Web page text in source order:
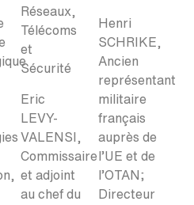
Réseaux,
Télécoms
et
Sécurité
Eric
LEVY-
VALENSI,
Commissaire
et adjoint
au chef du
Henri
SCHRIKE,
Ancien
représentant
militaire
français
auprès de
l’UE et de
l’OTAN;
Directeur